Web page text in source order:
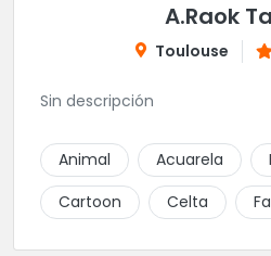
A.Raok
Toulouse
Sin descripción
Animal Acuarela
Cartoon
Celta